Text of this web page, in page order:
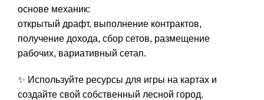
основе механик:
открытый драфт, выполнение контрактов,
получение дохода, сбор сетов, размещение
рабочих, вариативный сетап.
✨ Используйте ресурсы для игры на картах и
создайте свой собственный лесной город.